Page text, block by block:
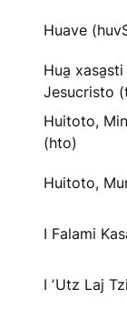
Huave
Hua̱
Jesucristo
Huitoto,
(hto)
Huitoto,
I Falami
I ʼUtz Laj